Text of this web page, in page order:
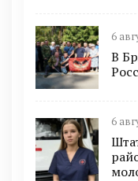
6
В
6